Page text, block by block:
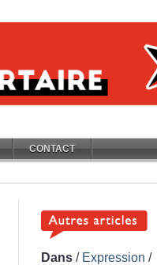
CONTACT
Dans / Expression /